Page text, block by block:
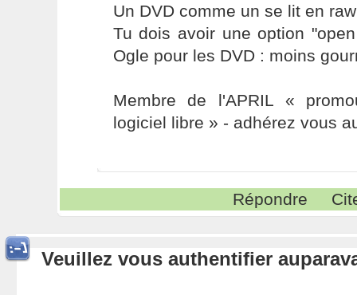
Un DVD comme un se lit en
Tu dois avoir une option
Ogle pour les DVD : moins
Membre de l'APRIL «
logiciel libre » - adhérez vous
Répondre
Veuillez vous authentifier